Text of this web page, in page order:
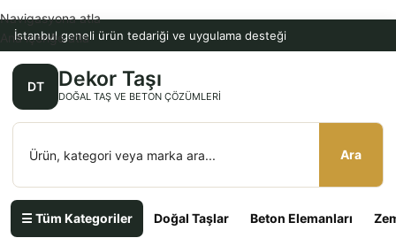
İstanbul geneli ürün tedariği ve uygulama desteği
DT Dekor Taşı
DOĞAL TAŞ VE BETON ÇÖZÜMLERI
Ara
☰ Tüm Kategoriler Doğal Taşlar Beton Elemanları
Navigasyona atla
Ana içeriğe atla